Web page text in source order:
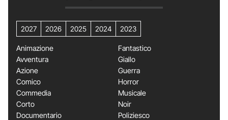
2027 2026 2025 2024 2023
Animazione
Avventura
Azione
Comico
Commedia
Corto
Documentario
Fantastico
Giallo
Guerra
Horror
Musicale
Noir
Poliziesco